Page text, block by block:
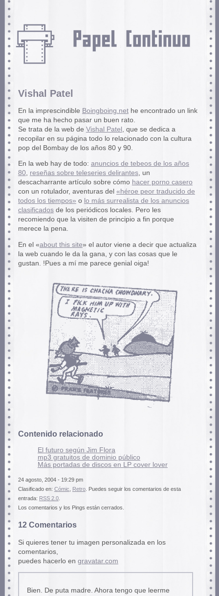
Vishal Patel
En la imprescindible Boingboing.nethe encontrado un link
que me ha hecho pasar un buen rato.
Se trata de la web de Vishal Patel , que se dedica a
recopilar en su página todo lo relacionado con la cultura
pop del Bombay de los años 80 y 90.
En la web hay de todo: anuncios de tebeos de los años
80, reseñas sobre teleseries delirantes, un
descacharrante artículo sobre cómo hacer porno casero
con un rotulador, aventuras del «héroe peor traducido de
todos los tiempos» o lo más surrealista de los anuncios
clasificadosde los periódicos locales. Pero les
recomiendo que la visiten de principio a fin porque
merece la pena.
En el «about this site» el autor viene a decir que actualiza
la web cuando le da la gana, y con las cosas que le
gustan. !Pues a mí me parece genial oiga!
Contenido relacionado
El futuro según Jim Flora
mp3 gratuitos de dominio público
Más portadas de discos en LP cover lover
24 agosto, 2004 - 19:29 pm
Clasificado en: Cómic Retro. Puedes seguir los comentarios de esta
entrada: RSS 2.0.
Los comentarios y los Pings están cerrados.
12 Comentarios
Si quieres tener tu imagen personalizada en los
comentarios,
puedes hacerlo en gravatar.com
Bien. De puta madre. Ahora tengo que leerme